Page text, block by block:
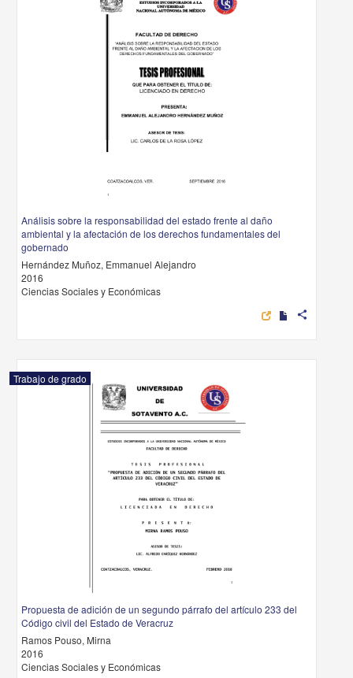
Análisis sobre la responsabilidad del estado frente al daño
ambiental y la afectación de los derechos fundamentales del
gobernado
Hernández Muñoz, Emmanuel Alejandro
2016
Ciencias Sociales y Económicas
share
Trabajo de grado
Propuesta de adición de un segundo párrafo del artículo 233 del
Código civil del Estado de Veracruz
Ramos Pouso, Mirna
2016
Ciencias Sociales y Económicas